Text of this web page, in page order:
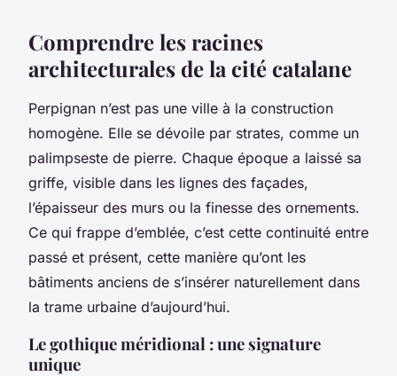
Comprendre les racines
architecturales de la cité catalane
Perpignan n’est pas une ville à la construction
homogène. Elle se dévoile par strates, comme un
palimpseste de pierre. Chaque époque a laissé sa
griffe, visible dans les lignes des façades,
l’épaisseur des murs ou la finesse des ornements.
Ce qui frappe d’emblée, c’est cette continuité entre
passé et présent, cette manière qu’ont les
bâtiments anciens de s’insérer naturellement dans
la trame urbaine d’aujourd’hui.
Le gothique méridional : une signature
unique